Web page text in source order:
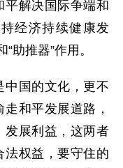
平解决国际争端和
经济持续健康发
助推器”作用。
国的文化，更不
和平发展道路，
发展利益，这两者
法权益，要守住的